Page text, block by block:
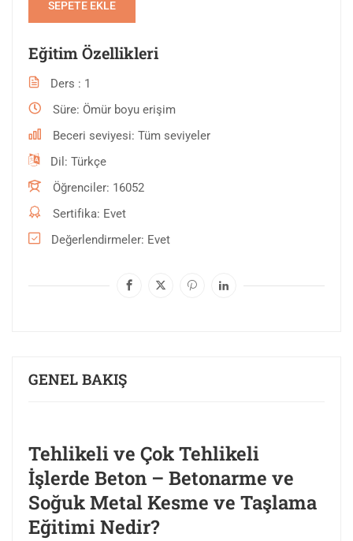
GENEL BAKIŞ
Tehlikeli ve Çok Tehlikeli
İşlerde Beton – Betonarme ve
Soğuk Metal Kesme ve Taşlama
Eğitimi Nedir?
SEPETE EKLE
Eğitim Özellikleri
Ders
1
Süre Ömür boyu erişim
Beceri seviyesi Tüm seviyeler
Dil
Türkçe
Öğrenciler 16052
Sertifika Evet
Değerlendirmeler Evet